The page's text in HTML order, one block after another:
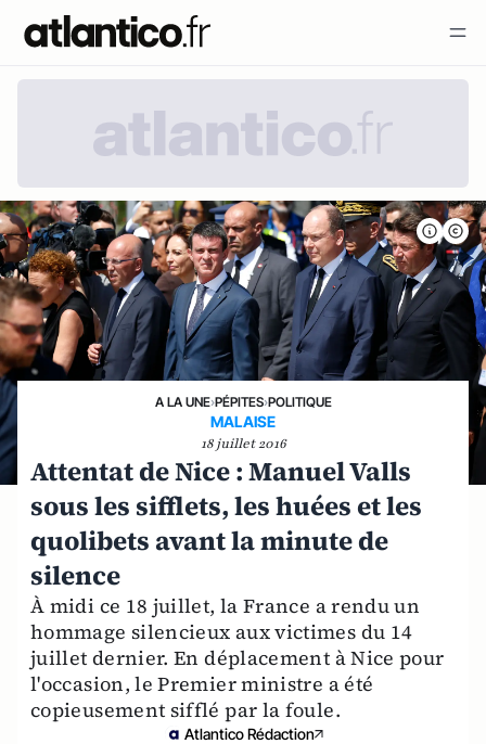
A LA UNE›PÉPITES›POLITIQUE
MALAISE
18 juillet 2016
Attentat de Nice : Manuel Valls
sous les sifflets, les huées et les
quolibets avant la minute de
silence
À midi ce 18 juillet, la France a rendu un
hommage silencieux aux victimes du 14
juillet dernier. En déplacement à Nice pour
l'occasion, le Premier ministre a été
copieusement sifflé par la foule.
Atlantico Rédaction